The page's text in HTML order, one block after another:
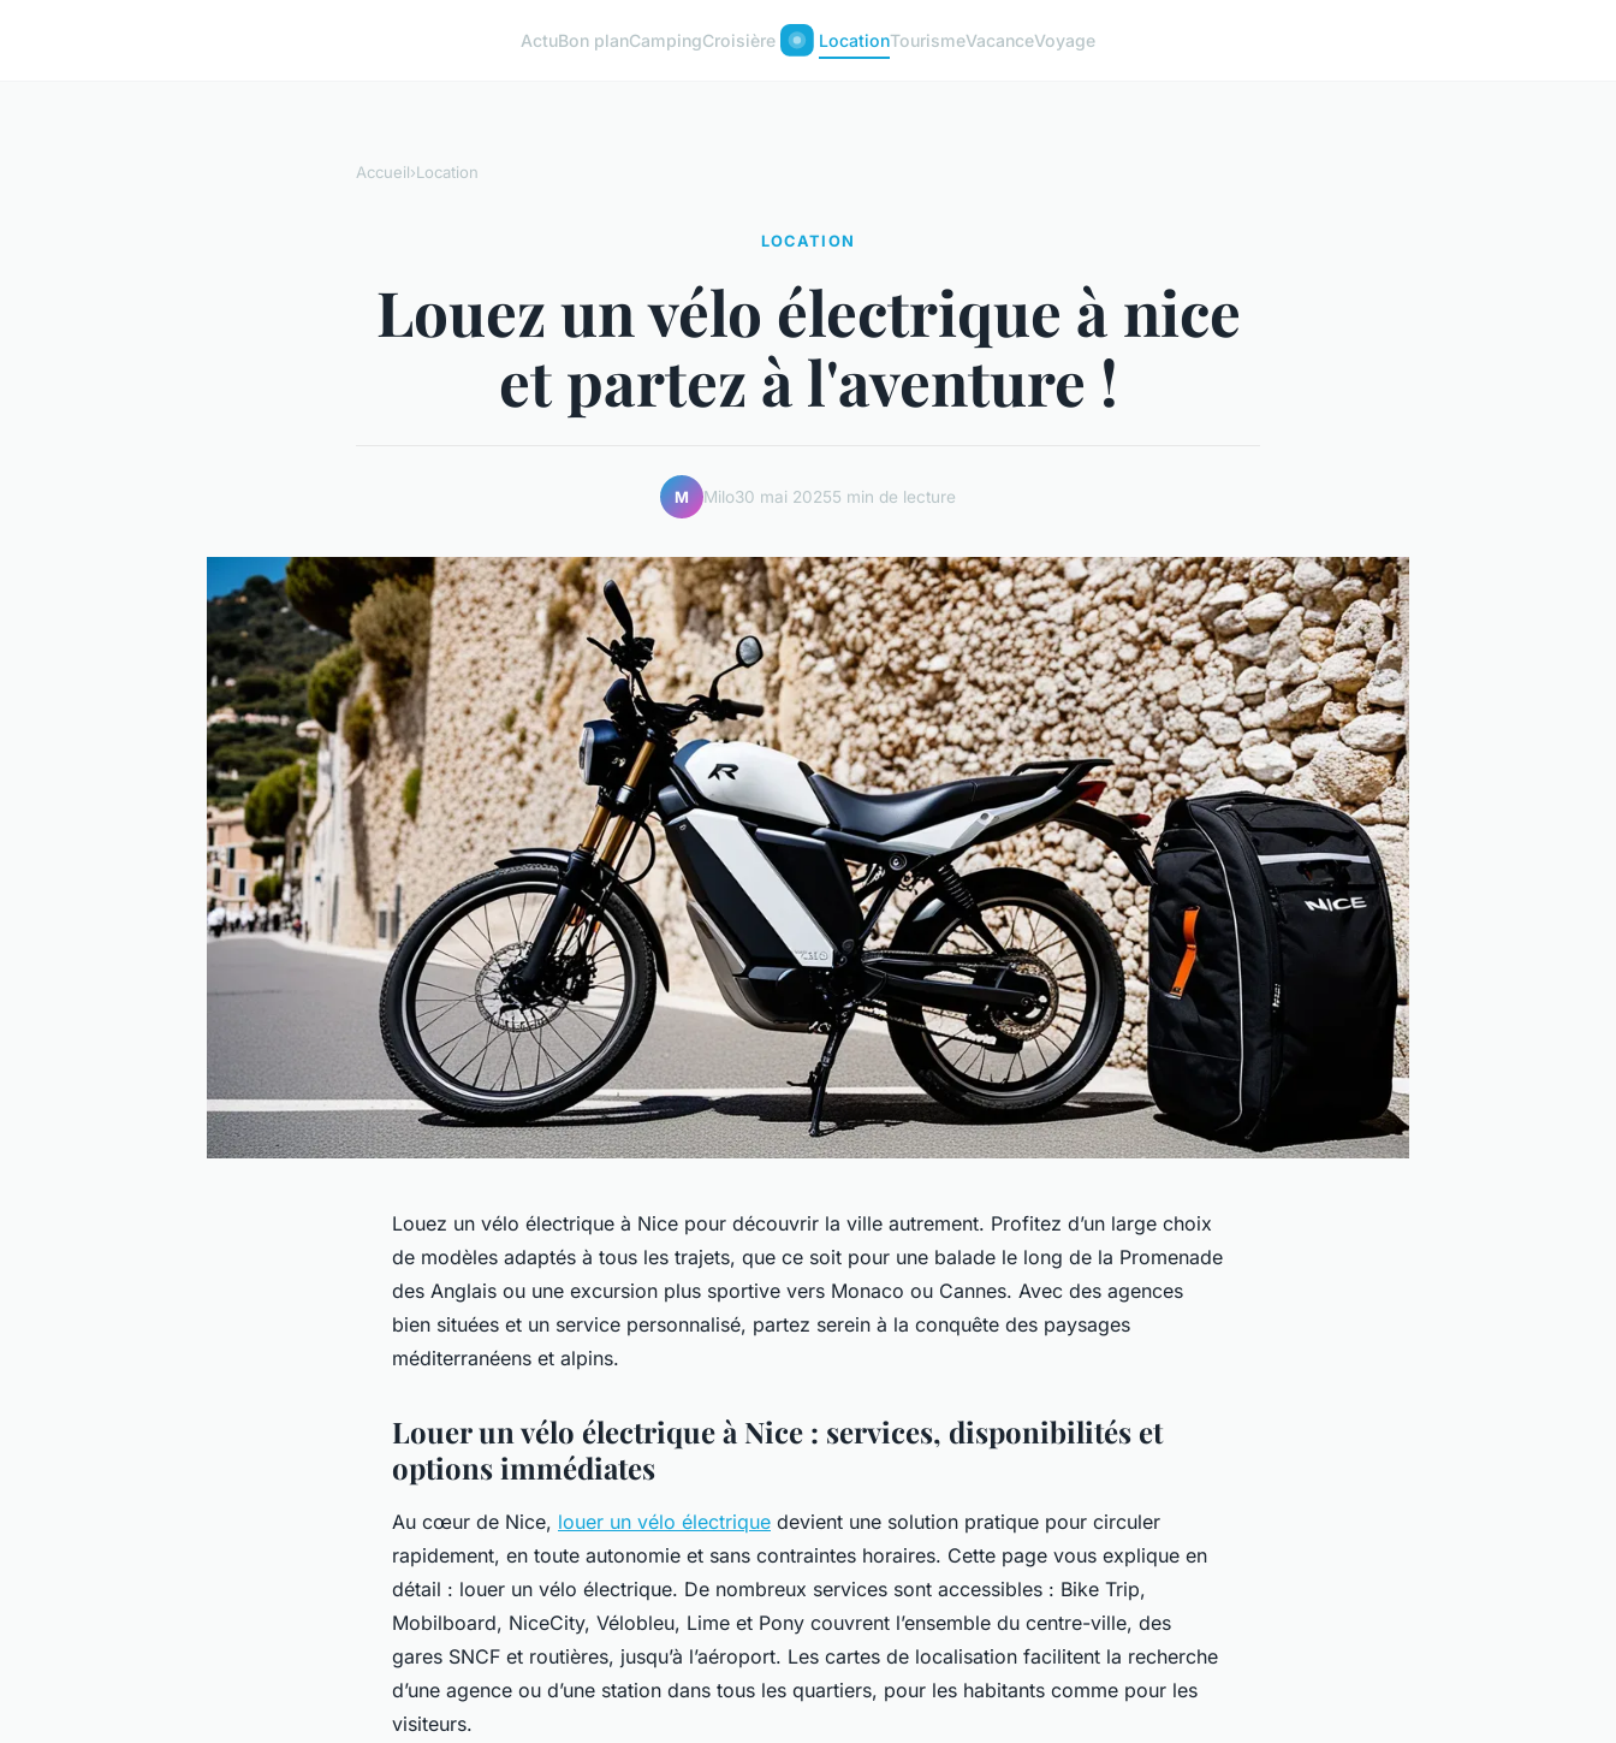
ActuBon planCampingCroisière LocationTourismeVacanceVoyage
Accueil›Location
LOCATION
Louez un vélo électrique à nice
et partez à l'aventure !
M Milo30 mai 20255 min de lecture
Louez un vélo électrique à Nice pour découvrir la ville autrement. Profitez d’un large choix
de modèles adaptés à tous les trajets, que ce soit pour une balade le long de la Promenade
des Anglais ou une excursion plus sportive vers Monaco ou Cannes. Avec des agences
bien situées et un service personnalisé, partez serein à la conquête des paysages
méditerranéens et alpins.
Louer un vélo électrique à Nice : services, disponibilités et
options immédiates
Au cœur de Nice, louer un vélo électrique devient une solution pratique pour circuler
rapidement, en toute autonomie et sans contraintes horaires. Cette page vous explique en
détail : louer un vélo électrique. De nombreux services sont accessibles : Bike Trip,
Mobilboard, NiceCity, Vélobleu, Lime et Pony couvrent l’ensemble du centre-ville, des
gares SNCF et routières, jusqu’à l’aéroport. Les cartes de localisation facilitent la recherche
d’une agence ou d’une station dans tous les quartiers, pour les habitants comme pour les
visiteurs.